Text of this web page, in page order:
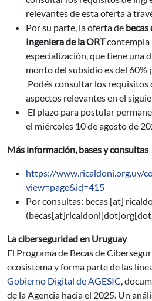
relevantes de esta oferta a
Por su parte, la oferta de becas
Ingeniera de la ORTcontempla
especialización, que tiene una
monto del subsidio es del 60%
Podés consultar los requisitos
aspectos relevantes en el
El plazo para postular
el miércoles 10 de agosto de
Más información, bases y consultas
https://www.ricaldoni.org.uy/
view=page&id=415
Por consultas: becas [at]
La ciberseguridad en Uruguay
El Programa de Becas de
ecosistema y forma parte de las
Gobierno Digital de AGESIC,
de la Agencia hacia el 2025. Un